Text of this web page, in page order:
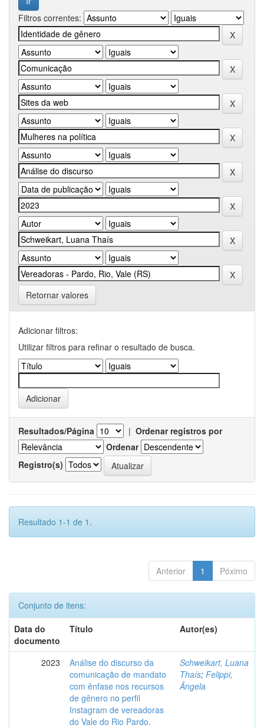
Filtros correntes:
Retornar valores
Adicionar filtros:
Utilizar filtros para refinar o resultado de busca.
Resultados/Página | Ordenar registros por
Ordenar
Registro(s)
Resultado 1-1 de 1.
Anterior 1 Póximo
Conjunto de itens:
Data do
documento
Título Autor(es)
2023
Análise do discurso da
comunicação de mandato
com ênfase nos recursos
de gênero no perfil
Instagram de vereadoras
do Vale do Rio Pardo.
Schweikart, Luana
Thaís; Felippi,
Ângela